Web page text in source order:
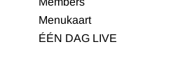
Menukaart
ÉÉN DAG LIVE